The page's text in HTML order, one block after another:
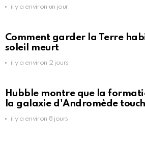
il y a environ un jour
Comment garder la Terre
soleil meurt
il y a environ 2 jours
Hubble montre que la
la galaxie d'Andromède
il y a environ 8 jours